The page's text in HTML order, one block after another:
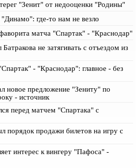
"Зенит" от недооценки "Родины"
где-то нам не везло
матча "Спартак" - "Краснодар"
Батракова не затягивать с отъездом из
- "Краснодар": главное - без
новое предложение "Зениту" по
- источник
перед матчем "Спартака" с
порядок продажи билетов на игру с
интерес к вингеру "Пафоса" -